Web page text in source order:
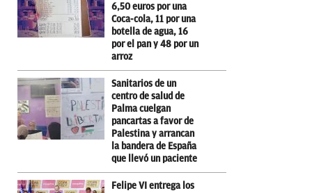
6,50 euros por una
Coca-cola, 11 por una
botella de agua, 16
por el pan y 48 por un
arroz
Sanitarios de un
centro de salud de
Palma cuelgan
pancartas a favor de
Palestina y arrancan
la bandera de España
que llevó un paciente
Felipe VI entrega los